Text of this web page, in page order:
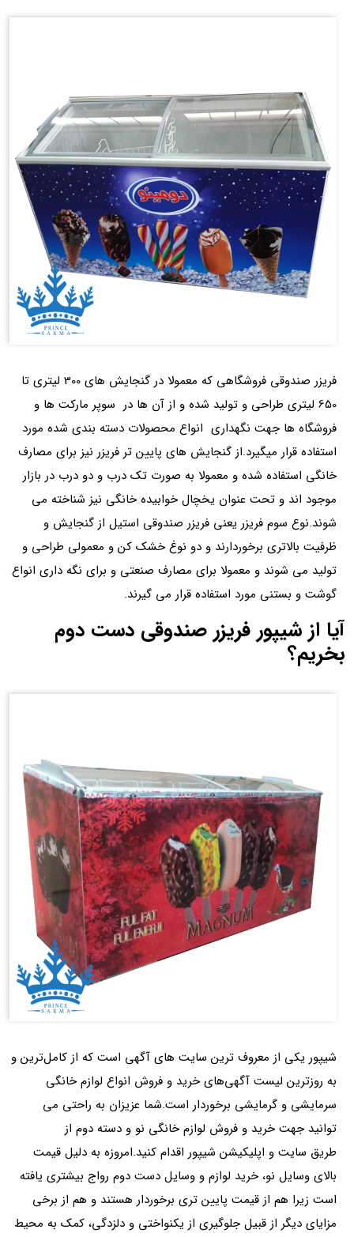
فریزر صندوقی فروشگاهی که معمولا در گنجایش های 300 لیتری تا
650 لیتری طراحی و تولید شده و از آن ها در سوپر مارکت ها و
فروشگاه ها جهت نگهداری انواع محصولات دسته بندی شده مورد
استفاده قرار میگیرد.از گنجایش های پایین تر فریزر نیز برای مصارف
خانگی استفاده شده و معمولا به صورت تک درب و دو درب در بازار
موجود اند و تحت عنوان یخچال خوابیده خانگی نیز شناخته می
شوند.نوع سوم فریزر یعنی فریزر صندوقی استیل از گنجایش و
ظرفیت بالاتری برخوردارند و دو نوغ خشک کن و معمولی طراحی و
تولید می شوند و معمولا برای مصارف صنعتی و برای نگه داری انواع
گوشت و بستنی مورد استفاده قرار می گیرند.
آیا از شیپور فریزر صندوقی دست دوم
بخریم؟
شیپور یکی از معروف ترین سایت های آگهی است که از کامل‌ترین و
به روزترین لیست آگهی‌های خرید و فروش انواع لوازم خانگی
سرمایشی و گرمایشی برخوردار است.شما عزیزان به راحتی می
توانید جهت خرید و فروش لوازم خانگی نو و دسته دوم از
طریق سایت و اپلیکیشن شیپور اقدام کنید.امروزه به دلیل قیمت
بالای وسایل نو، خرید لوازم و وسایل دست دوم رواج بیشتری یافته
است زیرا هم از قیمت پایین تری برخوردار هستند و هم از برخی
مزایای دیگر از قبیل جلوگیری از یکنواختی و دلزدگی، کمک به محیط